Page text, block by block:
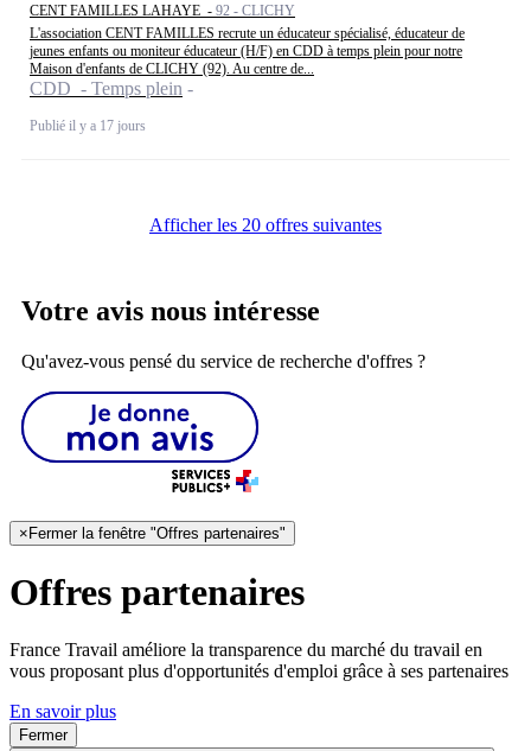
CENT FAMILLES LAHAYE - 92 - CLICHY
L'association CENT FAMILLES recrute un éducateur spécialisé, éducateur de
jeunes enfants ou moniteur éducateur (H/F) en CDD à temps plein pour notre
Maison d'enfants de CLICHY (92). Au centre de...
CDD - Temps plein
Publié il y a 17 jours
Afficher les 20 offres suivantes
Votre avis nous intéresse
Qu'avez-vous pensé du service de recherche d'offres ?
×Fermer la fenêtre "Offres partenaires"
Offres partenaires
France Travail améliore la transparence du marché du travail en
vous proposant plus d'opportunités d'emploi grâce à ses partenaires
En savoir plus
Fermer